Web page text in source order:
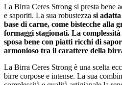
La Birra Ceres Strong si presta bene
e saporiti. La sua robustezza si
base di carne, come bistecche alla
formaggi stagionati. La
sposa bene con piatti ricchi di
armonioso tra il carattere della
La Birra Ceres Strong è una scelta
birre corpose e intense. La sua